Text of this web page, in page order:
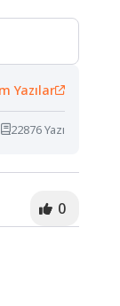
Yazılar
22876 Yazı
0